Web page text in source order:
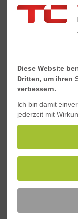
Die
Diese Website
Dritten, um ihren
verbessern.
Ich bin damit
jederzeit mit